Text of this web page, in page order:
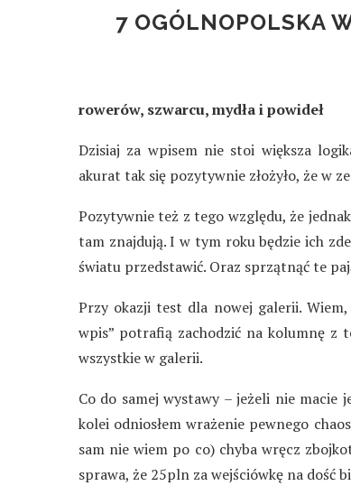
7 OGÓLNOPOLSKA
rowerów, szwarcu, mydła i powideł
Dzisiaj za wpisem nie stoi większa
akurat tak się pozytywnie złożyło, że w
Pozytywnie też z tego względu, że
tam znajdują. I w tym roku będzie ich
światu przedstawić. Oraz sprzątnąć te
Przy okazji test dla nowej galerii.
wpis” potrafią zachodzić na kolumnę z
wszystkie w galerii.
Co do samej wystawy – jeżeli nie macie
kolei odniosłem wrażenie pewnego
sam nie wiem po co) chyba wręcz
sprawa, że 25pln za wejściówkę na dość